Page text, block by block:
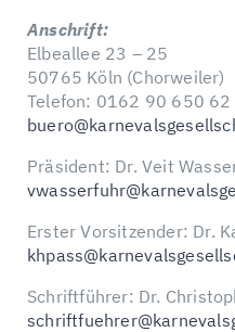
Anschrift:
Elbeallee 23 – 25
50765 Köln (Chorweiler)
Telefon: 0162 90 650 62
Präsident: Dr. Veit
Erster Vorsitzender: Dr.
Schriftführer: Dr.